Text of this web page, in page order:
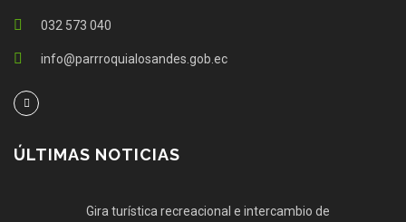
032 573 040
info@parrroquialosandes.gob.ec
ÚLTIMAS NOTICIAS
Gira turística recreacional e intercambio de